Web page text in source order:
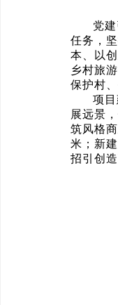
党
任务，
本、以
乡村旅
保护村
项
展远景
筑风格
米；新
招引创